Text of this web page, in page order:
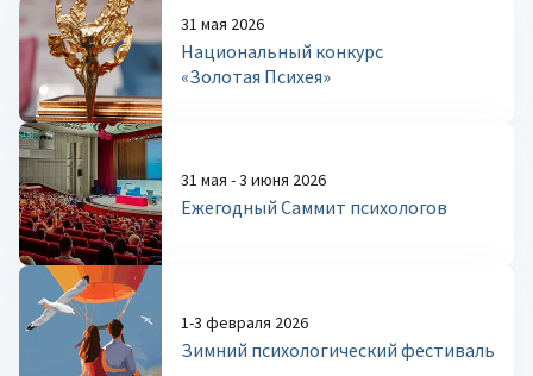
31 мая 2026
Национальный конкурс
«Золотая Психея»
31 мая - 3 июня 2026
Ежегодный Саммит психологов
1-3 февраля 2026
Зимний психологический фестиваль